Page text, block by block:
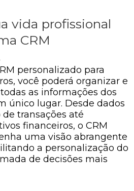
vida profissional
CRM
personalizado para
você poderá organizar e
as informações dos
único lugar. Desde dados
transações até
financeiros, o CRM
uma visão abrangente
a personalização do
de decisões mais